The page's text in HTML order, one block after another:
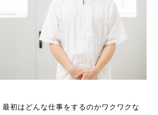
初はどんな仕事をするのかワクワクな